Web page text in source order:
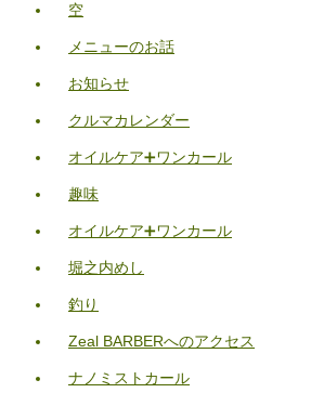
空
メニューのお話
お知らせ
クルマカレンダー
オイルケア➕ワンカール
趣味
オイルケア➕ワンカール
堀之内めし
釣り
Zeal BARBERへのアクセス
ナノミストカール